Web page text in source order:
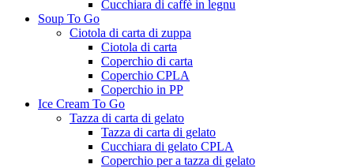
Cucchiara di caffè in legnu
Soup To Go
Ciotola di carta di zuppa
Ciotola di carta
Coperchio di carta
Coperchio CPLA
Coperchio in PP
Ice Cream To Go
Tazza di carta di gelato
Tazza di carta di gelato
Cucchiara di gelato CPLA
Coperchio per a tazza di gelato